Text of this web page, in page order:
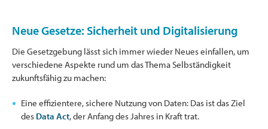
Neue Gesetze: Sicherheit und Digitalisierung
Die Gesetzgebung lässt sich immer wieder Neues einfallen, um
verschiedene Aspekte rund um das Thema Selbständigkeit
zukunftsfähig zu machen:
Eine effizientere, sichere Nutzung von Daten: Das ist das Ziel
des Data Act, der Anfang des Jahres in Kraft trat.